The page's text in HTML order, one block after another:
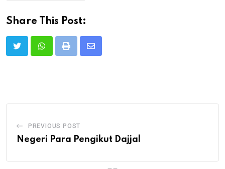
Share This Post:
Print
Share
PREVIOUS POST
Negeri Para Pengikut Dajjal